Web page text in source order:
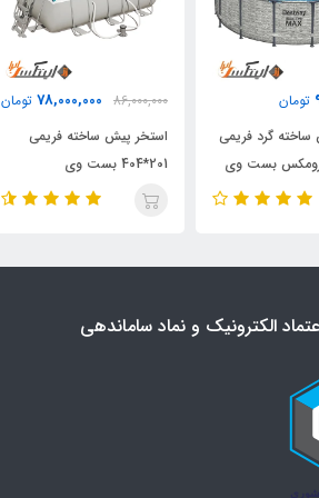
تومان
گرد فریمی
86,000,000
78,000,000 تومان
استخر پیش ساخته فریمی
201*404 بست وی
الکترونیک و نماد ساماندهی